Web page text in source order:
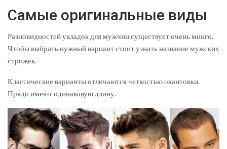
Самые оригинальные виды
Разновидностей укладок для мужчин существует очень много.
Чтобы выбрать нужный вариант стоит узнать название мужских
стрижек.
Классические варианты отличаются четкостью окантовки.
Пряди имеют одинаковую длину.